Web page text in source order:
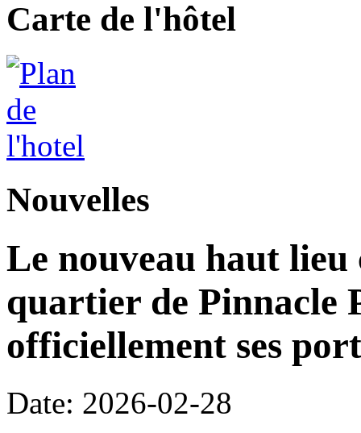
Carte de l'hôtel
Nouvelles
Le nouveau haut
quartier de Pinnacle
officiellement ses
Date: 2026-02-28